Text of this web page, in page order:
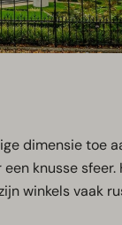
dimensie toe
knusse
winkels vaak